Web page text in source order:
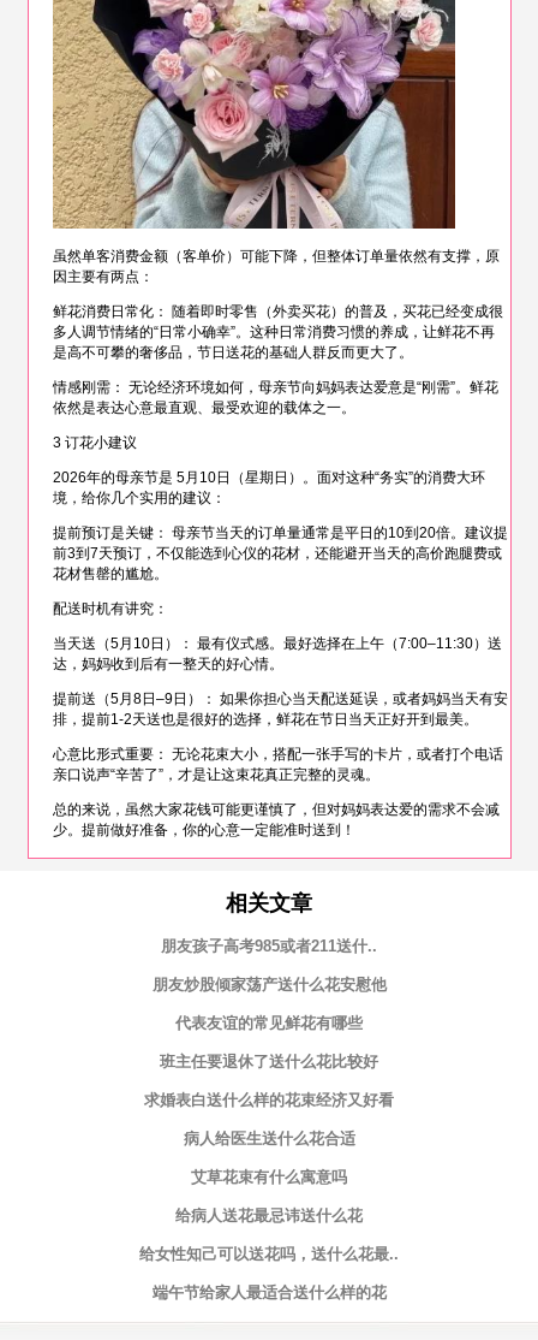
虽然单客消费金额（客单价）可能下降，但整体订单量依然有支撑，原
因主要有两点：
鲜花消费日常化： 随着即时零售（外卖买花）的普及，买花已经变成很
多人调节情绪的“日常小确幸”。这种日常消费习惯的养成，让鲜花不再
是高不可攀的奢侈品，节日送花的基础人群反而更大了。
情感刚需： 无论经济环境如何，母亲节向妈妈表达爱意是“刚需”。鲜花
依然是表达心意最直观、最受欢迎的载体之一。
3 订花小建议
2026年的母亲节是 5月10日（星期日）。面对这种“务实”的消费大环
境，给你几个实用的建议：
提前预订是关键： 母亲节当天的订单量通常是平日的10到20倍。建议提
前3到7天预订，不仅能选到心仪的花材，还能避开当天的高价跑腿费或
花材售罄的尴尬。
配送时机有讲究：
当天送（5月10日）： 最有仪式感。最好选择在上午（7:00–11:30）送
达，妈妈收到后有一整天的好心情。
提前送（5月8日–9日）： 如果你担心当天配送延误，或者妈妈当天有安
排，提前1-2天送也是很好的选择，鲜花在节日当天正好开到最美。
心意比形式重要： 无论花束大小，搭配一张手写的卡片，或者打个电话
亲口说声“辛苦了”，才是让这束花真正完整的灵魂。
总的来说，虽然大家花钱可能更谨慎了，但对妈妈表达爱的需求不会减
少。提前做好准备，你的心意一定能准时送到！
相关文章
朋友孩子高考985或者211送什..
朋友炒股倾家荡产送什么花安慰他
代表友谊的常见鲜花有哪些
班主任要退休了送什么花比较好
求婚表白送什么样的花束经济又好看
病人给医生送什么花合适
艾草花束有什么寓意吗
给病人送花最忌讳送什么花
给女性知己可以送花吗，送什么花最..
端午节给家人最适合送什么样的花